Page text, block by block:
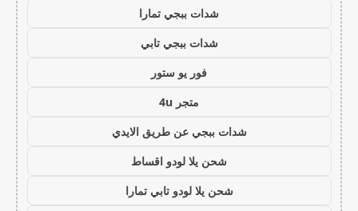
شدات ببجي تمارا
شدات ببجي تابي
فور يو ستور
متجر 4u
شدات ببجي عن طريق الايدي
شحن يلا لودو اقساط
شحن يلا لودو تابي تمارا